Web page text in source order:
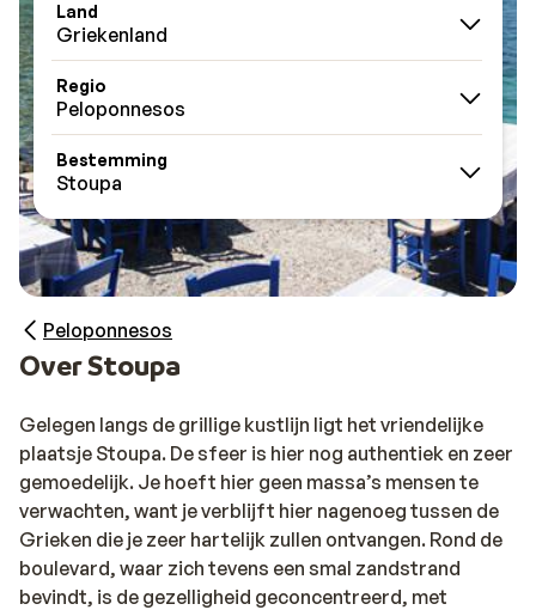
Land
Griekenland
Regio
Peloponnesos
Bestemming
Stoupa
Peloponnesos
Over Stoupa
Gelegen langs de grillige kustlijn ligt het vriendelijke
plaatsje Stoupa. De sfeer is hier nog authentiek en zeer
gemoedelijk. Je hoeft hier geen massa’s mensen te
verwachten, want je verblijft hier nagenoeg tussen de
Grieken die je zeer hartelijk zullen ontvangen. Rond de
boulevard, waar zich tevens een smal zandstrand
bevindt, is de gezelligheid geconcentreerd, met